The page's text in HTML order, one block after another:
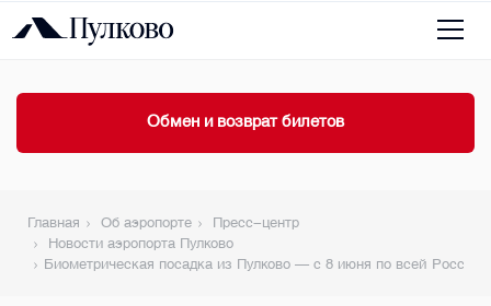
Обмен и возврат билетов
Главная Об аэропорте
Пресс-центр
Новости аэропорта Пулково
Биометрическая посадка из Пулково — с 8 июня по всей России